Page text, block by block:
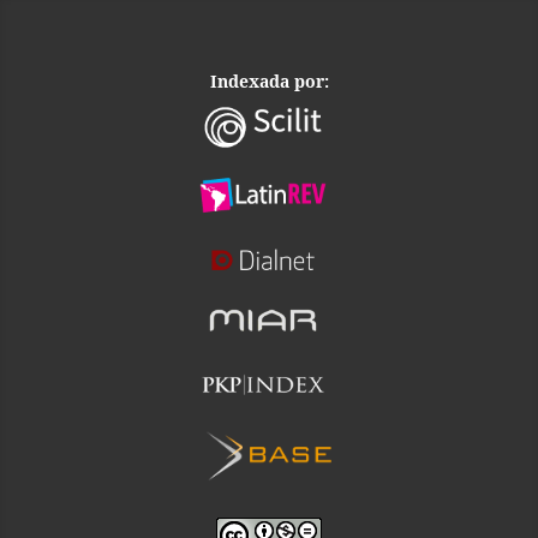
Indexada por: